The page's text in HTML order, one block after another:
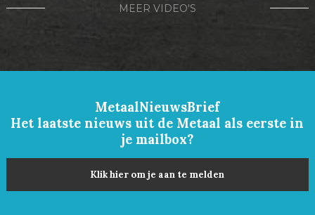
MEER VIDEO'S
MetaalNieuwsBrief
Het laatste nieuws uit de Metaal als eerste in
je mailbox?
Klik hier om je aan te melden